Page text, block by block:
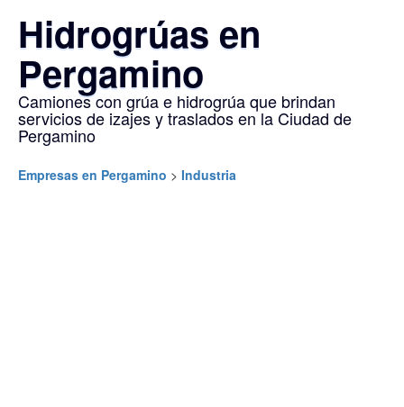
Hidrogrúas en
Pergamino
Camiones con grúa e hidrogrúa que brindan
servicios de izajes y traslados en la Ciudad de
Pergamino
Empresas en Pergamino > Industria